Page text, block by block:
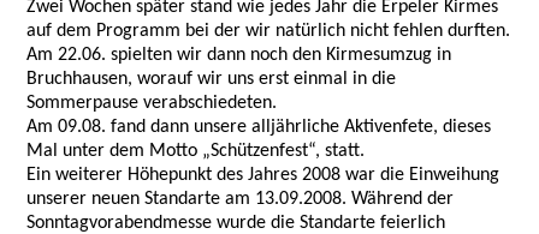
Zwei Wochen später stand wie jedes Jahr die Erpeler Kirmes
auf dem Programm bei der wir natürlich nicht fehlen durften.
Am 22.06. spielten wir dann noch den Kirmesumzug in
Bruchhausen, worauf wir uns erst einmal in die
Sommerpause verabschiedeten.
Am 09.08. fand dann unsere alljährliche Aktivenfete, dieses
Mal unter dem Motto „Schützenfest“, statt.
Ein weiterer Höhepunkt des Jahres 2008 war die Einweihung
unserer neuen Standarte am 13.09.2008. Während der
Sonntagvorabendmesse wurde die Standarte feierlich